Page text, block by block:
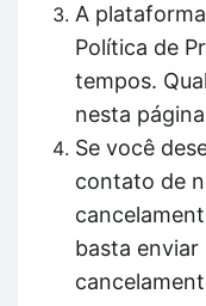
A
Política de
tempos.
nesta
Se você
contato de
basta enviar